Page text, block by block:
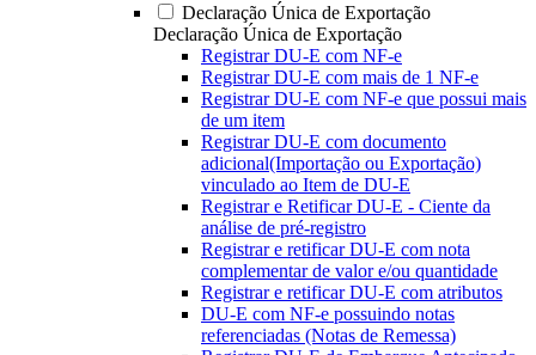
Declaração Única de Exportação
Declaração Única de Exportação
Registrar DU-E com NF-e
Registrar DU-E com mais de 1 NF-e
Registrar DU-E com NF-e que possui mais
de um item
Registrar DU-E com documento
adicional(Importação ou Exportação)
vinculado ao Item de DU-E
Registrar e Retificar DU-E - Ciente da
análise de pré-registro
Registrar e retificar DU-E com nota
complementar de valor e/ou quantidade
Registrar e retificar DU-E com atributos
DU-E com NF-e possuindo notas
referenciadas (Notas de Remessa)